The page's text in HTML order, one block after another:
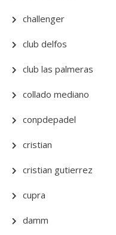
challenger
club delfos
club las palmeras
collado mediano
conpdepadel
cristian
cristian gutierrez
cupra
damm